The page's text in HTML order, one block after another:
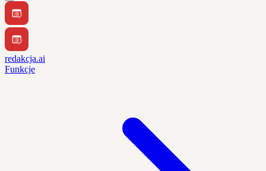
redakcja.ai
Funkcje